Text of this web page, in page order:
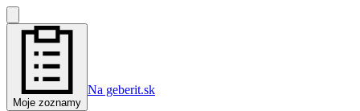
Moje zoznamy
Na geberit.sk